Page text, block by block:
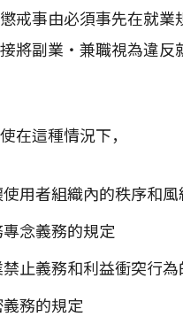
戒事由必須事先在就業
將副業・兼職視為違反
在這種情況下，
用者組織內的秩序和
念義務的規定
止義務和利益衝突行為
務的規定